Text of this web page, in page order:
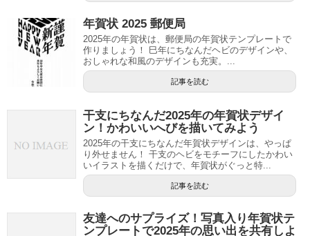
年賀状 2025 郵便局
2025年の年賀状は、郵便局の年賀状テンプレートで
作りましょう！ 巳年にちなんだヘビのデザインや、
おしゃれな和風のデザインも充実。...
記事を読む
干支にちなんだ2025年の年賀状デザイ
ン！かわいいへびを描いてみよう
2025年の干支にちなんだ年賀状デザインは、やっぱ
り外せません！ 干支のヘビをモチーフにしたかわい
いイラストを描くだけで、年賀状がぐっと特...
記事を読む
友達へのサプライズ！写真入り年賀状テ
ンプレートで2025年の思い出を共有しよ